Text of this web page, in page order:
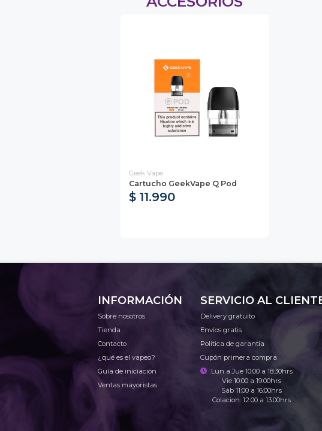
Geek Vape
Cartucho GeekVape Q Pod
$ 11.990
INFORMACIÓN
Sobre nosotros
Tienda
Contacto
¿qué es el vapeo?
Guía de iniciación
Ventas mayoristas
SERVICIO AL
Delivery gratuito
Envíos gratis
Política de garantía
Cupón primera compra
Lun a Jue 10:00 a 18:30hrs
Vie 10:00 a 19:00hrs
Sáb 11:00 a 16:00hrs
Colacion: 12:00 a 13:00hrs